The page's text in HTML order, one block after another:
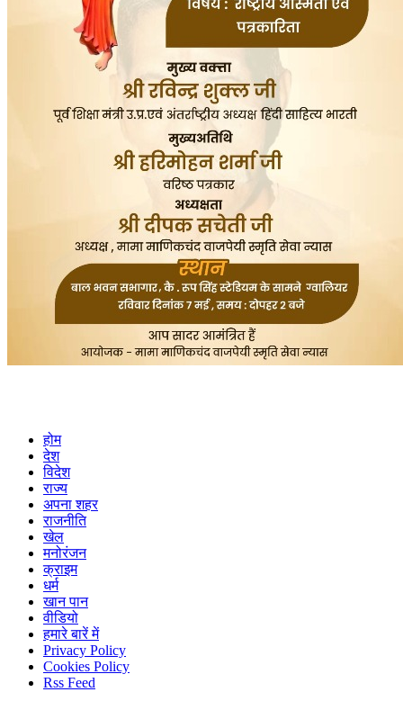
होम
देश
विदेश
राज्य
अपना शहर
राजनीति
खेल
मनोरंजन
क्राइम
धर्म
खान पान
वीडियो
हमारे बारें में
Privacy Policy
Cookies Policy
Rss Feed